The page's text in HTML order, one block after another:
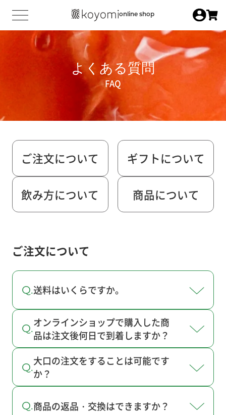
online shop
よくある質問
FAQ
ご注文について ギフトについて
飲み方について 商品について
ご注文について
送料はいくらですか。
オンラインショップで購入した商
品は注文後何日で到着しますか？
大口の注文をすることは可能です
か？
商品の返品・交換はできますか？